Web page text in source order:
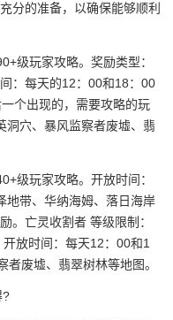
分的准备，以确保能够顺利
级玩家攻略。奖励类型：
：每天的12：00和18：00
个出现的，需要攻略的玩
洞穴、暴风监察者废墟、翡
级玩家攻略。开放时间：
地带、华纳海姆、落日海岸
。亡灵收割者 等级限制：
放时间：每天12：00和1
废墟、翡翠树林等地图。
?